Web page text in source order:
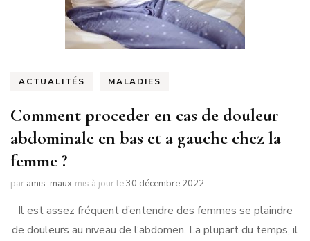
ACTUALITÉS MALADIES
Comment proceder en cas de douleur
abdominale en bas et a gauche chez la
femme ?
par amis-maux mis à jour le30 décembre 2022
Il est assez fréquent d’entendre des femmes se plaindre
de douleurs au niveau de l’abdomen. La plupart du temps, il